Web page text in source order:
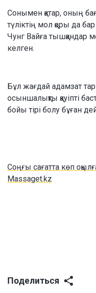
Сонымен қатар, оның
түліктің мол қоры да
Чунг Вайға тышқандар
келген.
Бұл жағдай адамзат
осыншалықты қауіпті
бойы тірі болу бұған
Соңғы сағатта көп
Massaget.kz
Поделиться